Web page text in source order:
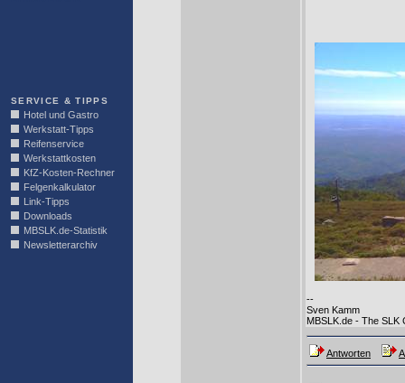
SERVICE & TIPPS
Hotel und Gastro
Werkstatt-Tipps
Reifenservice
Werkstattkosten
KfZ-Kosten-Rechner
Felgenkalkulator
Link-Tipps
Downloads
MBSLK.de-Statistik
Newsletterarchiv
--
Sven Kamm
MBSLK.de - The SLK
Antworten